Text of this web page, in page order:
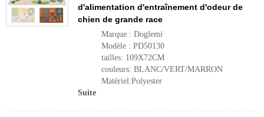
d'alimentation d'entraînement d'odeur de
chien de grande race
Marque : Doglemi
Modèle : PD50130
tailles: 109X72CM
couleurs: BLANC/VERT/MARRON
Matériel:Polyester
Suite